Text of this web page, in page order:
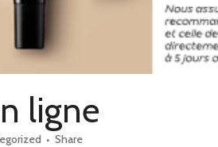
ligne
Share